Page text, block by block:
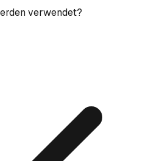
verwendet?